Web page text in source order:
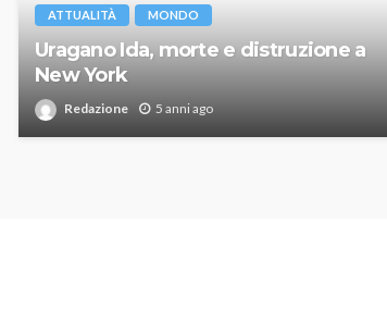
ATTUALITÀ MONDO
Uragano Ida, morte e distruzione a
New York
Redazione 5 anni ago